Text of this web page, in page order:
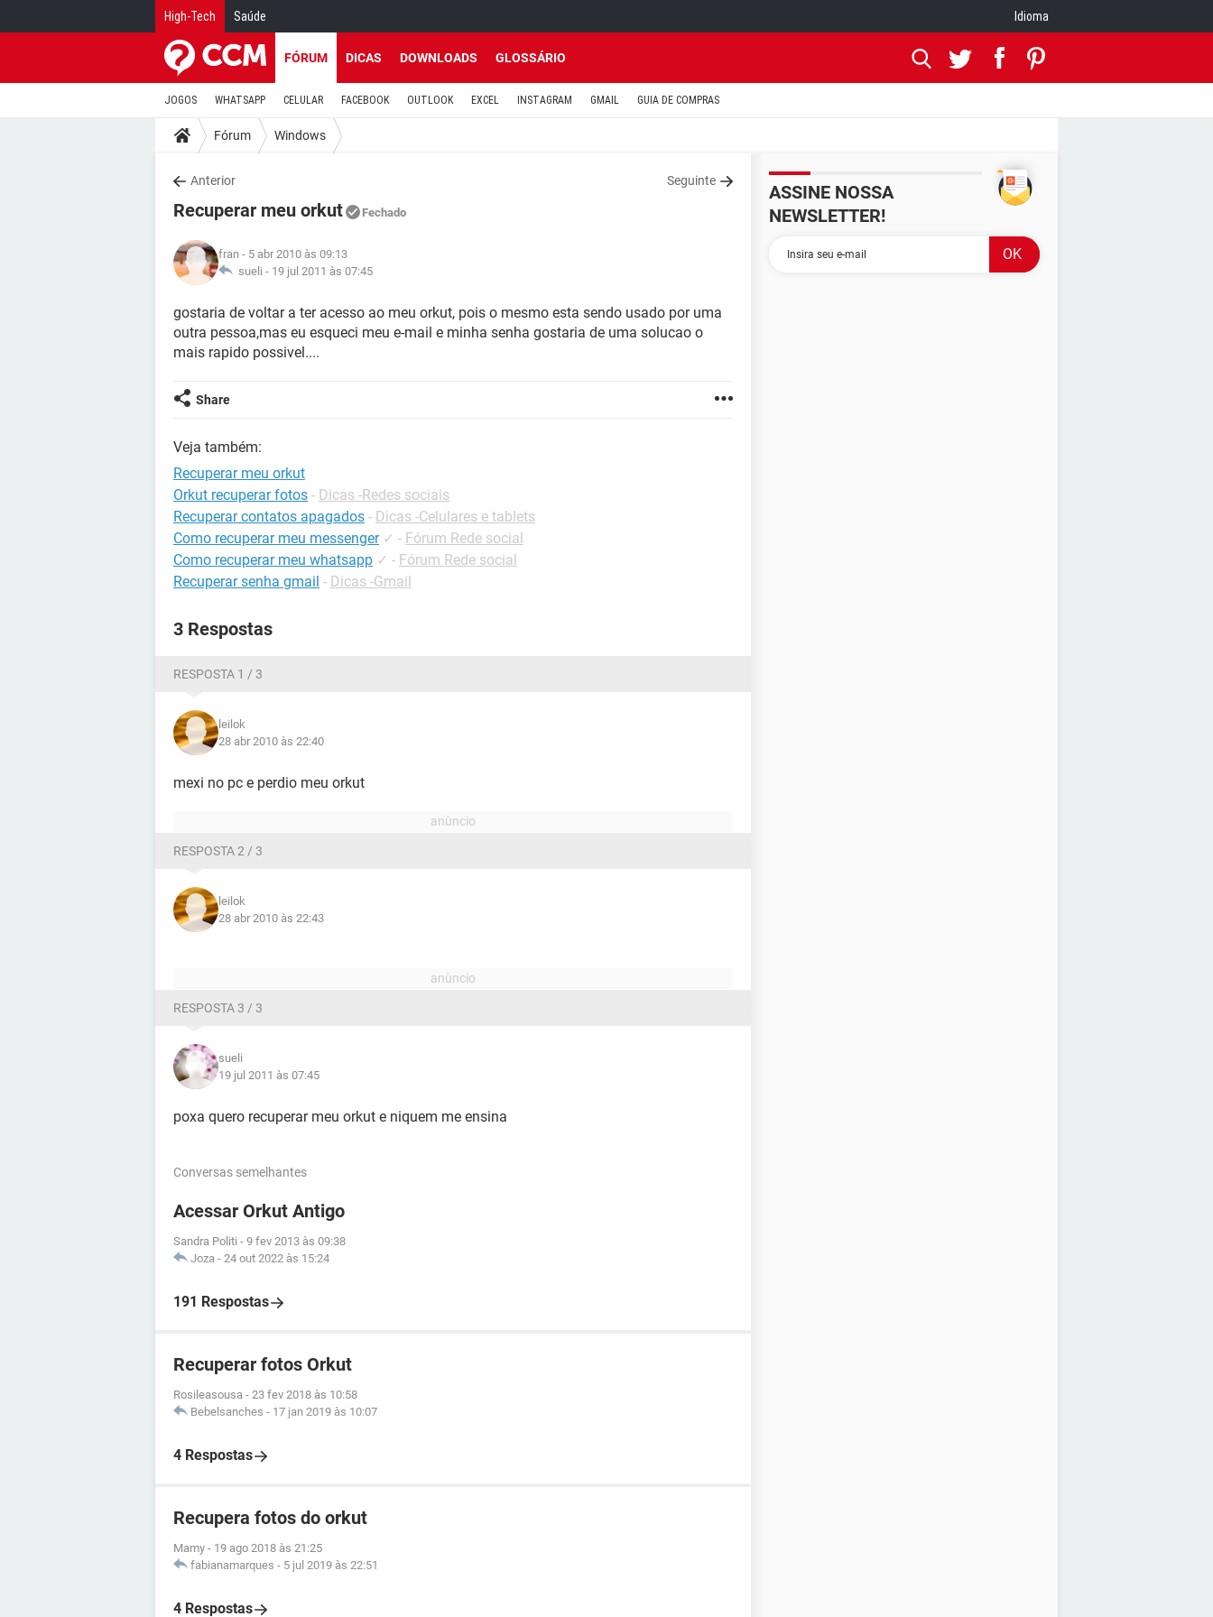
High-Tech Saúde Idioma
FÓRUM DICAS DOWNLOADS GLOSSÁRIO
JOGOS WHATSAPP CELULAR FACEBOOK OUTLOOK EXCEL INSTAGRAM GMAIL GUIA DE COMPRAS
Fórum Windows
Anterior Seguinte
Recuperar meu orkut Fechado
fran - 5 abr 2010 às 09:13
sueli - 19 jul 2011 às 07:45
gostaria de voltar a ter acesso ao meu orkut, pois o mesmo esta sendo usado por uma
outra pessoa,mas eu esqueci meu e-mail e minha senha gostaria de uma solucao o
mais rapido possivel....
Share
Veja também:
Recuperar meu orkut
Orkut recuperar fotos - Dicas -Redes sociais
Recuperar contatos apagados - Dicas -Celulares e tablets
Como recuperar meu messenger ✓ - Fórum Rede social
Como recuperar meu whatsapp ✓ - Fórum Rede social
Recuperar senha gmail - Dicas -Gmail
3 Respostas
RESPOSTA 1 / 3
leilok
28 abr 2010 às 22:40
mexi no pc e perdio meu orkut
RESPOSTA 2 / 3
leilok
28 abr 2010 às 22:43
RESPOSTA 3 / 3
sueli
19 jul 2011 às 07:45
poxa quero recuperar meu orkut e niquem me ensina
Conversas semelhantes
Acessar Orkut Antigo
Sandra Politi - 9 fev 2013 às 09:38
Joza - 24 out 2022 às 15:24
191 Respostas
Recuperar fotos Orkut
Rosileasousa - 23 fev 2018 às 10:58
Bebelsanches - 17 jan 2019 às 10:07
4 Respostas
Recupera fotos do orkut
Mamy - 19 ago 2018 às 21:25
fabianamarques - 5 jul 2019 às 22:51
4 Respostas
ASSINE NOSSA
NEWSLETTER!